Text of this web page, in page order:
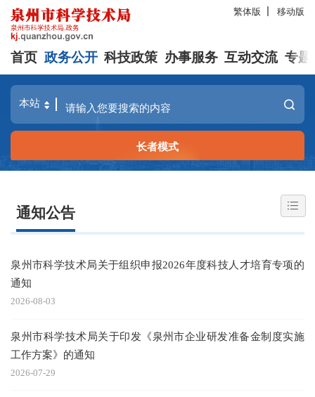
繁体版 移动版
首页 政务公开 科技政策 办事服务 互动交流 专题
长者模式
通知公告
泉州市科学技术局关于组织申报2026年度科技人才培育专项的
通知
2026-08-03
泉州市科学技术局关于印发《泉州市企业研发准备金制度实施
工作方案》的通知
2026-07-29